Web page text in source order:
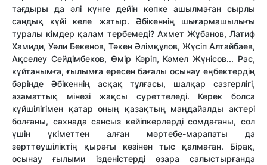
тағдыры да әлі күнге дейін көпке ашылмаған сырлы
сандық күйі келе жатыр. Әбікеннің шығармашылығы
туралы кімдер қалам тербемеді? Ахмет Жұбанов, Латиф
Хамиди, Уәли Бекенов, Тәкен Әлімқұлов, Жүсіп Алтайбаев,
Ақселеу Сейдімбеков, Өмір Кәріп, Кәмел Жүнісов... Рас,
күйтанымға, ғылымға ересен бағалы осынау еңбектердің
бәрінде Әбікеннің асқақ тұлғасы, шалқар сазгерлігі,
азаматтық мінезі жақсы суреттеледі. Керек болса
күйшілігімен қатар оның қазақтың маңдайалды актері
болғаны, сахнада сансыз кейіпкерлерді сомдағаны, сол
үшін үкіметтен алған мәртебе-марапаты да
зерттеушіліктің қырағы көзінен тыс қалмаған. Бірақ,
осынау ғылыми ізденістерді өзара салыстырғанда